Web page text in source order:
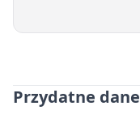
Przydatne